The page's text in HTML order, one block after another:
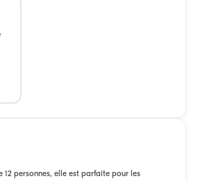
12 personnes, elle est parfaite pour les